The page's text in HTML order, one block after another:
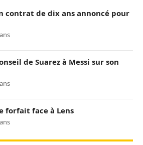
contrat de dix ans annoncé pour
de Suarez à Messi sur son
forfait face à Lens